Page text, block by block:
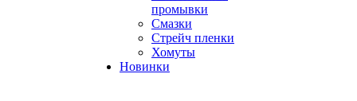
промывки
Смазки
Стрейч пленки
Хомуты
Новинки